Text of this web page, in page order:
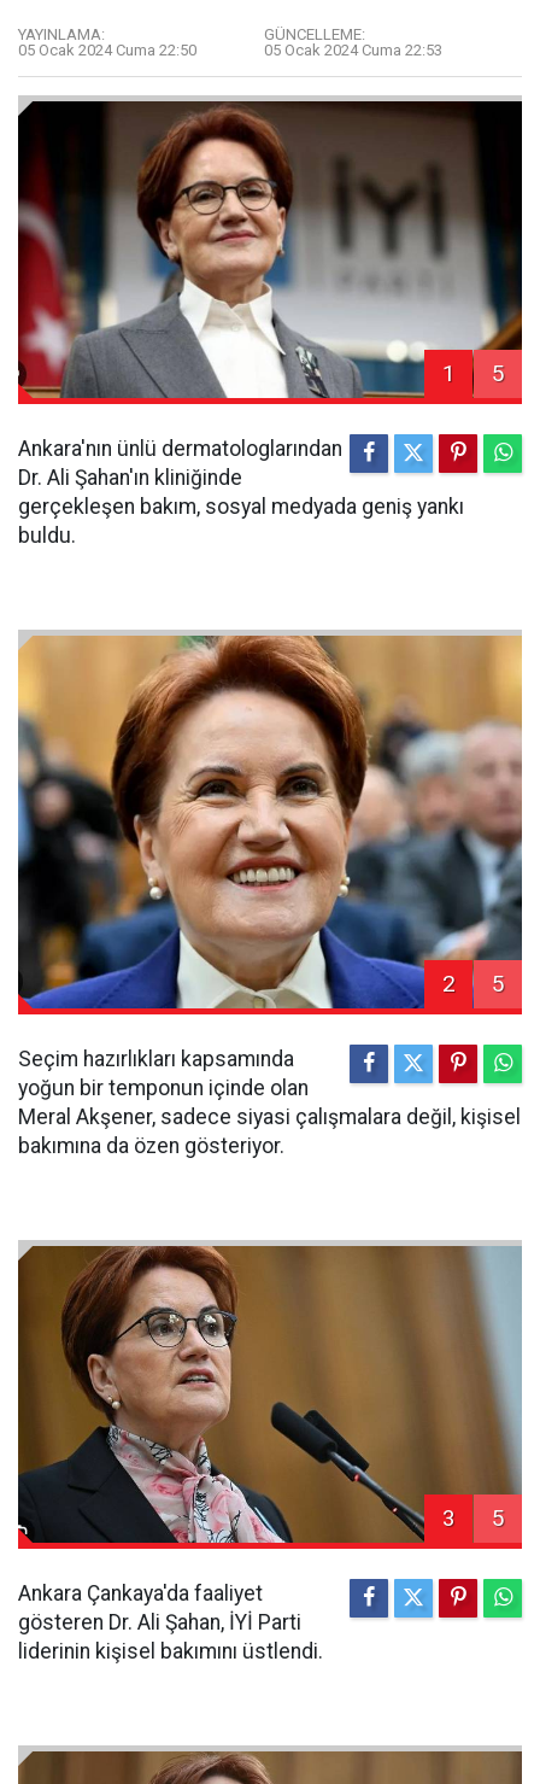
YAYINLAMA:
05 Ocak 2024 Cuma 22:50
GÜNCELLEME:
05 Ocak 2024 Cuma 22:53
1 5
Ankara'nın ünlü dermatologlarından
Dr. Ali Şahan'ın kliniğinde
gerçekleşen bakım, sosyal medyada geniş yankı
buldu.
2 5
Seçim hazırlıkları kapsamında
yoğun bir temponun içinde olan
Meral Akşener, sadece siyasi çalışmalara değil, kişisel
bakımına da özen gösteriyor.
3 5
Ankara Çankaya'da faaliyet
gösteren Dr. Ali Şahan, İYİ Parti
liderinin kişisel bakımını üstlendi.